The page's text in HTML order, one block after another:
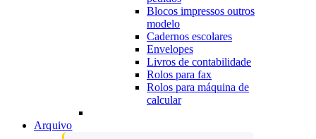
Blocos impressos outros
modelo
Cadernos escolares
Envelopes
Livros de contabilidade
Rolos para fax
Rolos para máquina de
calcular
Arquivo